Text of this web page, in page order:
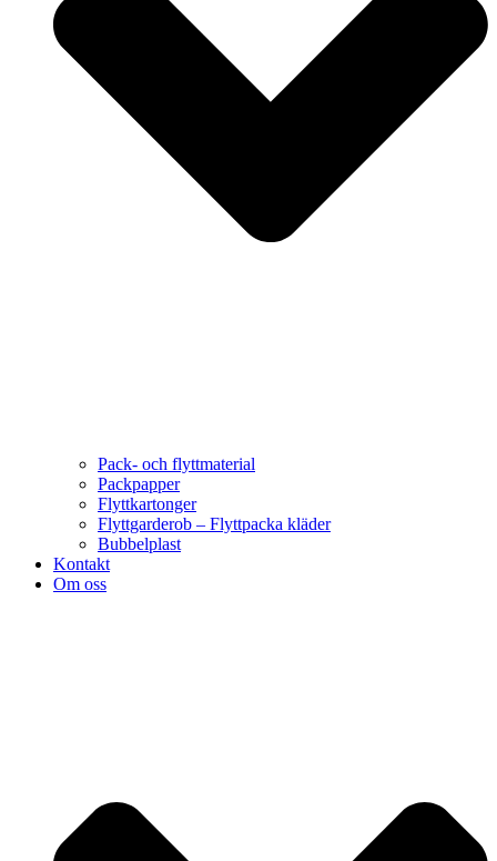
Pack- och flyttmaterial
Packpapper
Flyttkartonger
Flyttgarderob – Flyttpacka kläder
Bubbelplast
Kontakt
Om oss